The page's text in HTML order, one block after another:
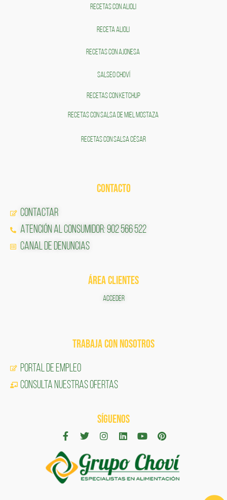
RECETAS CON ALIOLI
RECETA ALIOLI
RECETAS CON AJONESA
SALSEO CHOVÍ
RECETAS CON KETCHUP
RECETAS CON SALSA DE MIEL MOSTAZA
RECETAS CON SALSA CÉSAR
CONTACTO
Contactar
Atención al Consumidor: 902 566 522
Canal de Denuncias
ÁREA CLIENTES
ACCEDER
TRABAJA CON NOSOTROS
Portal de Empleo
CONSULTA NUESTRAS OFERTAS
SÍGUENOS